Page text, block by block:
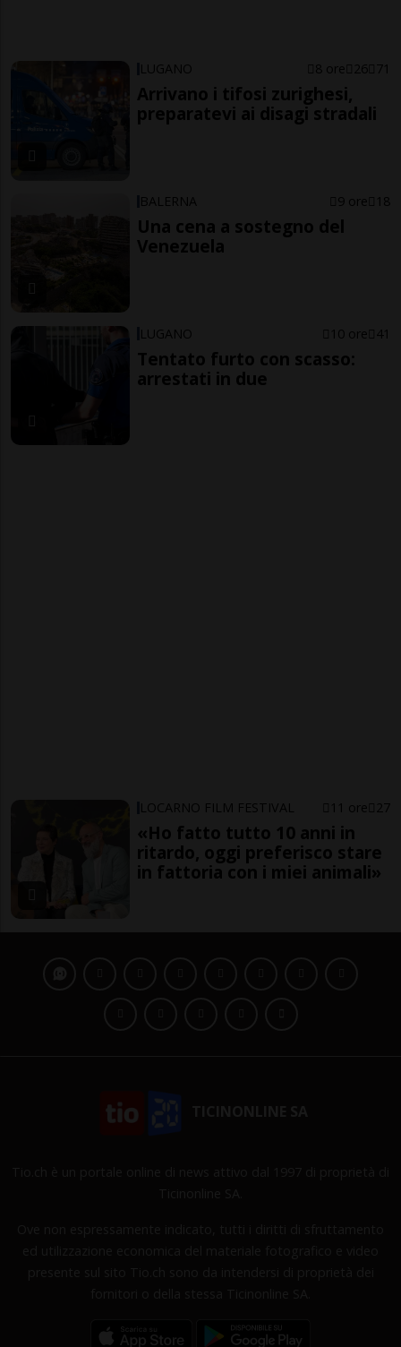
LUGANO 8 ore 26 71
Arrivano i tifosi zurighesi,
preparatevi ai disagi stradali
BALERNA 9 ore 18
Una cena a sostegno del
Venezuela
LUGANO 10 ore 41
Tentato furto con scasso:
arrestati in due
LOCARNO FILM FESTIVAL 11 ore 27
«Ho fatto tutto 10 anni in
ritardo, oggi preferisco stare
in fattoria con i miei animali»